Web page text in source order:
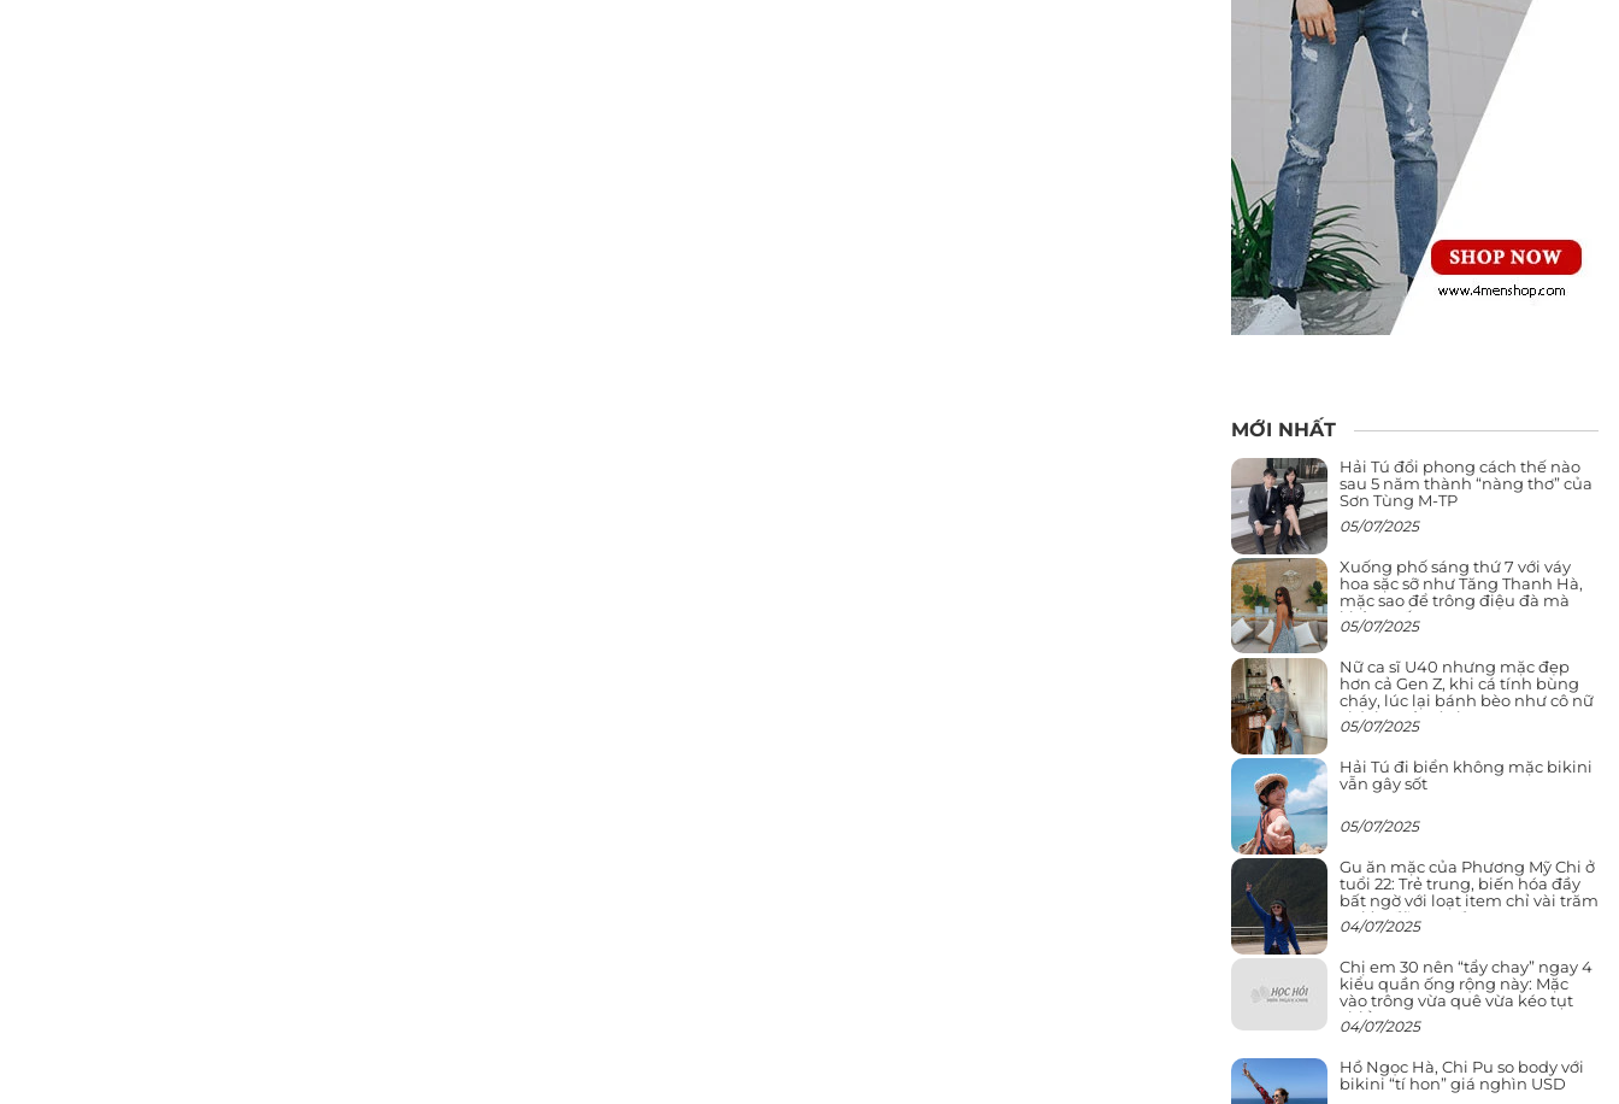
MỚI NHẤT
Hải Tú đổi phong cách thế nào
sau 5 năm thành “nàng thơ” của
Sơn Tùng M-TP
05/07/2025
Xuống phố sáng thứ 7 với váy
hoa sặc sỡ như Tăng Thanh Hà,
mặc sao để trông điệu đà mà
không sến
05/07/2025
Nữ ca sĩ U40 nhưng mặc đẹp
hơn cả Gen Z, khi cá tính bùng
cháy, lúc lại bánh bèo như cô nữ
chính ngôn tình
05/07/2025
Hải Tú đi biển không mặc bikini
vẫn gây sốt
05/07/2025
Gu ăn mặc của Phương Mỹ Chi ở
tuổi 22: Trẻ trung, biến hóa đầy
bất ngờ với loạt item chỉ vài trăm
nghìn đã mua được
04/07/2025
Chị em 30 nên “tẩy chay” ngay 4
kiểu quần ống rộng này: Mặc
vào trông vừa quê vừa kéo tụt
chiều cao
04/07/2025
Hồ Ngọc Hà, Chi Pu so body với
bikini “tí hon” giá nghìn USD